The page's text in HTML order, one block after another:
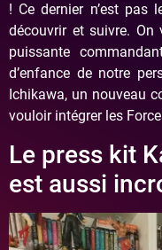
! Ce dernier n’est pas
découvrir et suivre.
puissante
d’enfance de notre
Ichikawa, un nouveau
vouloir intégrer les
Le press kit
est aussi